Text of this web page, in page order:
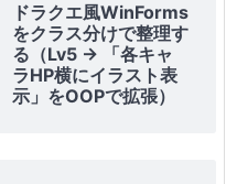
ドラクエ風WinForms
をクラス分けで整理す
る（Lv5 → 「各キャ
ラHP横にイラスト表
示」をOOPで拡張）